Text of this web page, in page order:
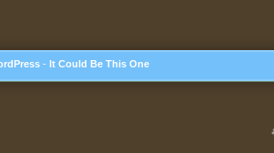
- It Could Be This One